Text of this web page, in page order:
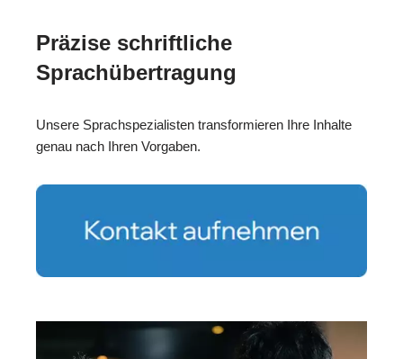
Präzise schriftliche
Sprachübertragung
Unsere Sprachspezialisten transformieren Ihre Inhalte
genau nach Ihren Vorgaben.